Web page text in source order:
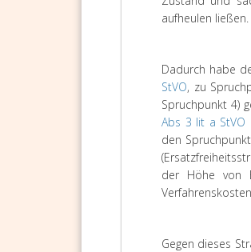
aufheulen ließen.
Dadurch habe
StVO, zu
Spruchpunkt 4)
Abs 3 lit a StVO
den
der Höhe von
Gegen dieses